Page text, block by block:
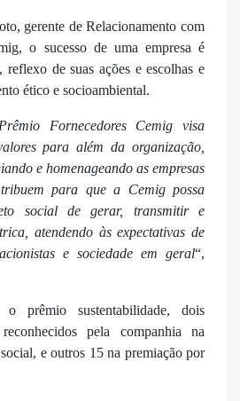
gerente de Relacionamento com
o sucesso de uma empresa é
reflexo de suas ações e escolhas e
ético​ e socioambiental.
Fornecedores Cemig visa
para além da organização,
e homenageando as empresas
para que a Cemig possa
social de gerar, transmitir e
atendendo às expectativas de
e sociedade em geral“,
prêmio sustentabilidade, dois
pela companhia na
e outros 15 na premiação por